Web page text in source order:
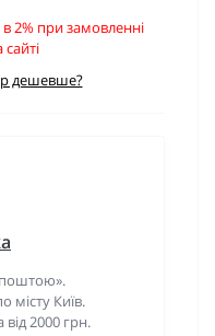
2% при замовленні
дешевше?
місту Київ.
2000 грн.